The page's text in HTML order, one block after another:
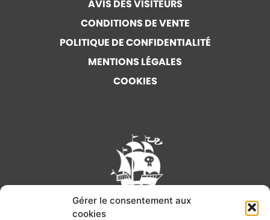
Gérer le consentement aux
cookies
AVIS DES VISITEURS
CONDITIONS DE VENTE
POLITIQUE DE CONFIDENTIALITÉ
MENTIONS LÉGALES
COOKIES